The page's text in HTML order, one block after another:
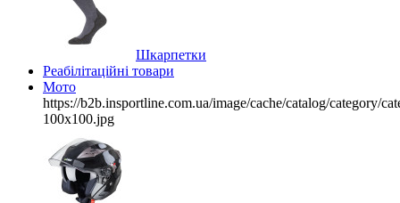
Шкарпетки
Реабілітаційні товари
Мото
https://b2b.insportline.com.ua/image/cache/catalog/category/
100x100.jpg